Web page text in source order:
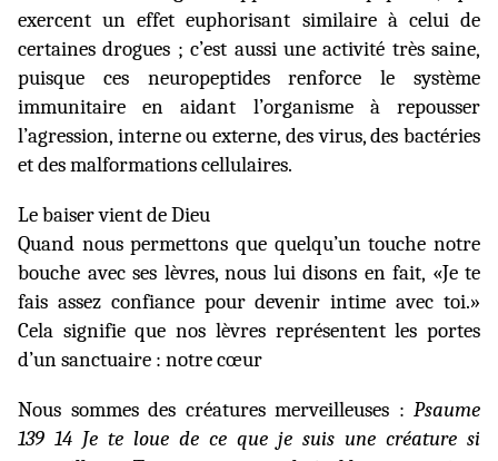
exercent un effet euphorisant similaire à celui de
certaines drogues ; c’est aussi une activité très saine,
puisque ces neuropeptides renforce le système
immunitaire en aidant l’organisme à repousser
l’agression, interne ou externe, des virus, des bactéries
et des malformations cellulaires.
Le baiser vient de Dieu
Quand nous permettons que quelqu’un touche notre
bouche avec ses lèvres, nous lui disons en fait, «Je te
fais assez confiance pour devenir intime avec toi.»
Cela signifie que nos lèvres représentent les portes
d’un sanctuaire : notre cœur
Nous sommes des créatures merveilleuses : Psaume
139 14 Je te loue de ce que je suis une créature si